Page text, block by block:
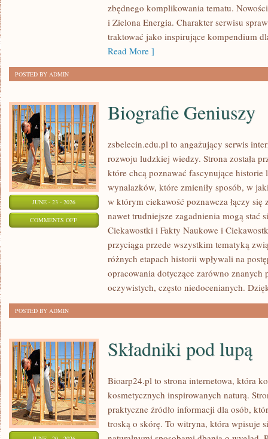
zbędnego komplikowania tematu.
i Zielona Energia. Charakter serwisu
traktować jako inspirujące kompendium
Read More ]
POSTED BY ADMIN
JUNE - 23 - 2026
COMMENTS OFFON
BIOGRAFIE
Biografie Geniuszy
zsbelecin.edu.pl to angażujący serwis
rozwoju ludzkiej wiedzy. Strona została
które chcą poznawać fascynujące
wynalazków, które zmieniły sposób, w
w którym ciekawość poznawcza łączy
nawet trudniejsze zagadnienia mogą stać
Ciekawostki i Fakty Naukowe i
przyciąga przede wszystkim tematyką
różnych etapach historii wpływali na
opracowania dotyczące zarówno
oczywistych, często niedocenianych.
POSTED BY ADMIN
Składniki pod lupą
Bioarp24.pl to strona internetowa, która
kosmetycznych inspirowanych naturą.
praktyczne źródło informacji dla osób,
troską o skórę. To witryna, która wpisuje